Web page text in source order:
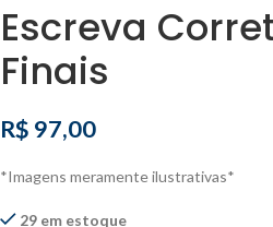
Escreva
Finais
R$ 97,00
*Imagens meramente ilustrativas*
29 em estoque